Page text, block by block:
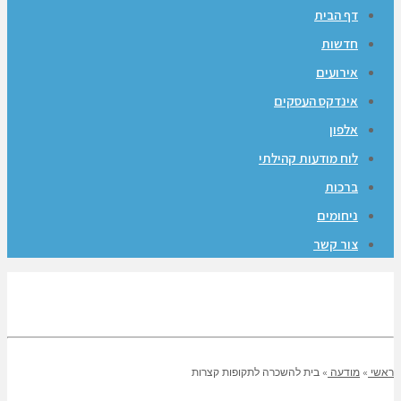
דף הבית
חדשות
אירועים
אינדקס העסקים
אלפון
לוח מודעות קהילתי
ברכות
ניחומים
צור קשר
ראשי » מודעה » בית להשכרה לתקופות קצרות